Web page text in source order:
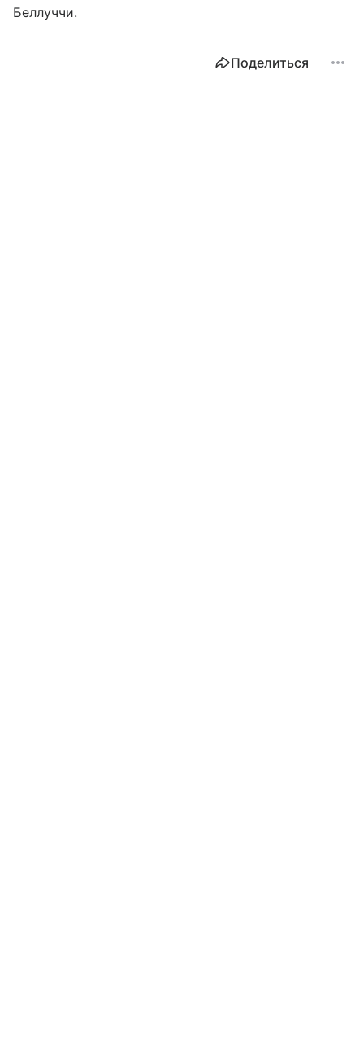
Беллуччи.
Поделиться